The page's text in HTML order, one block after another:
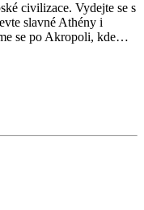
civilizace. Vydejte se s
slavné Athény i
se po Akropoli, kde…